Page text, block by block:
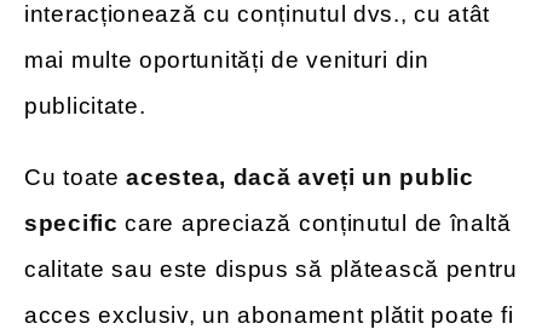
interacționează cu conținutul dvs., cu atât
mai multe oportunități de venituri din
publicitate.
Cu toateacestea, dacă aveți un public
specific care apreciază conținutul de înaltă
calitate sau este dispus să plătească pentru
acces exclusiv, un abonament plătit poate fi